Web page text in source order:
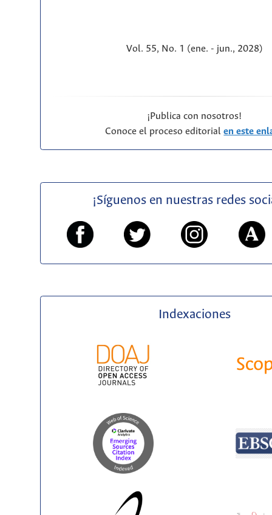
Vol. 55, No. 1 (ene. - jun., 2028)
¡Publica con nosotros!
Conoce el proceso editorialen este
¡Síguenos en nuestras redes
Indexaciones